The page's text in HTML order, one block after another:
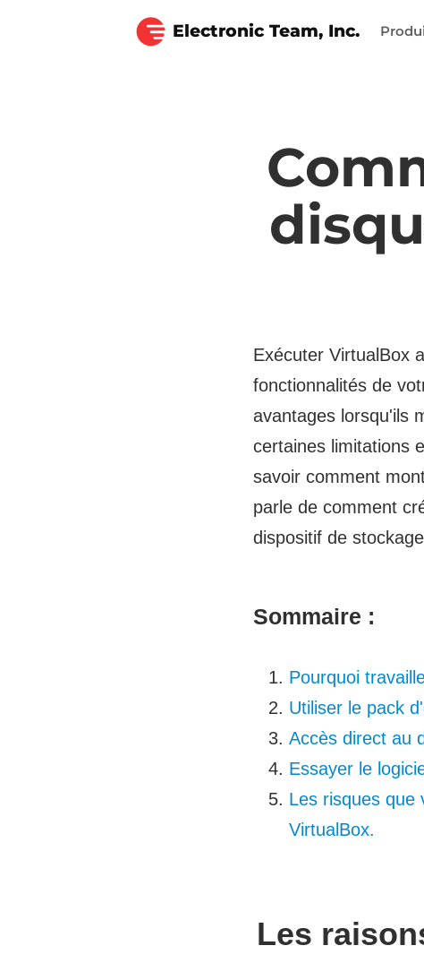
Electronic Team, Inc.
Exécuter VirtualBox
fonctionnalités de
avantages lorsqu'ils
certaines limitations
savoir comment
parle de comment
dispositif de
Sommaire :
Pourquoi
Utiliser le pack
Accès direct au
Essayer le
Les risques que
VirtualBox.
Les